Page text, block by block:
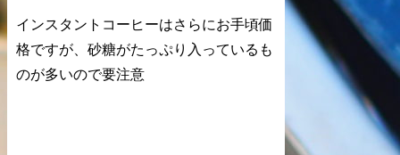
インスタントコーヒーはさらにお手頃価
格ですが、砂糖がたっぷり入っているも
のが多いので要注意